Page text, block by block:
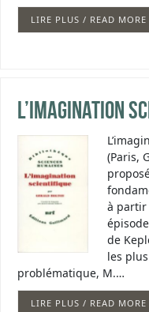
LIRE PLUS / READ MORE
L’imagination
(Paris,
à partir
de
les
problématique, M.…
LIRE PLUS / READ MORE